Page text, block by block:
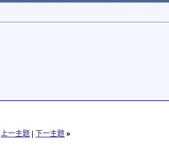
上一主题 下一主题 »